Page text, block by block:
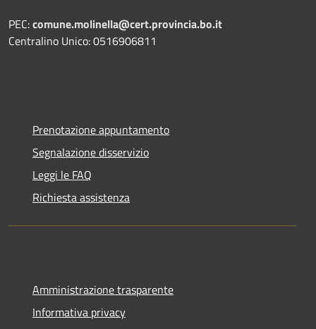
PEC:comune.molinella@cert.provincia.bo.it
Centralino Unico: 0516906811
Prenotazione appuntamento
Segnalazione disservizio
Leggi le FAQ
Richiesta assistenza
Amministrazione trasparente
Informativa privacy